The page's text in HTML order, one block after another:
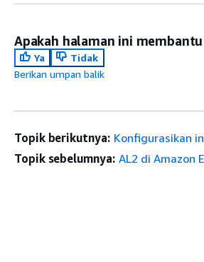
Apakah halaman ini membantu
Ya
Tidak
Berikan umpan balik
Topik berikutnya: Konfigurasikan
Topik sebelumnya: AL2 di Amazon